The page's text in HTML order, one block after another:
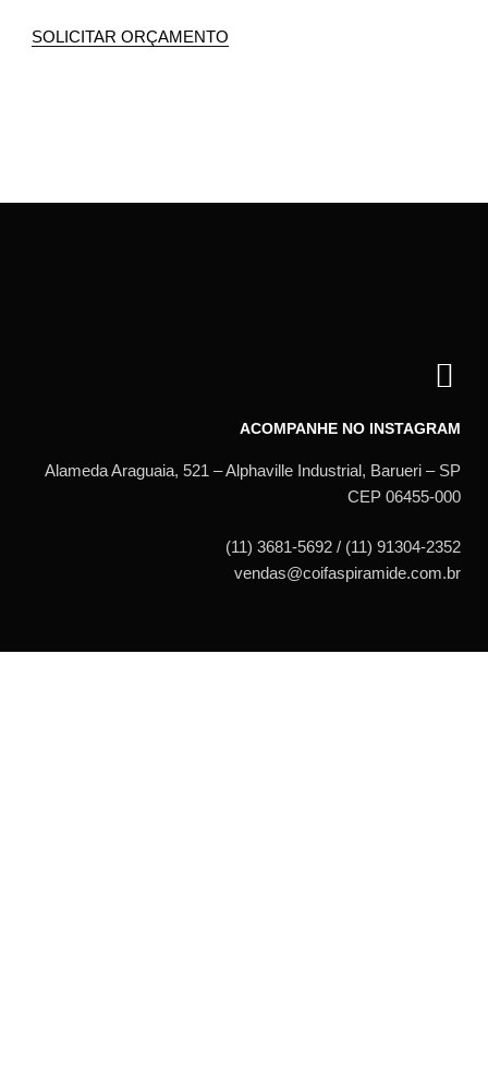
SOLICITAR ORÇAMENTO
ACOMPANHE NO INSTAGRAM
Alameda Araguaia, 521 – Alphaville Industrial, Barueri – SP
CEP 06455-000
(11) 3681-5692 / (11) 91304-2352
vendas@coifaspiramide.com.br